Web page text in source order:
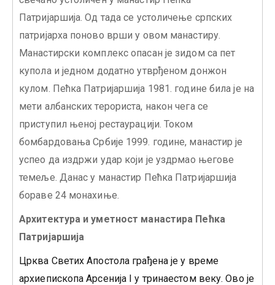
Патријаршија. Од тада се устоличење српских
патријарха поново врши у овом манастиру.
Манастирски комплекс опасан је зидом са пет
купола и једном додатно утврђеном донжон
кулом. Пећка Патријаршија 1981. године била је на
мети албанских терориста, након чега се
приступил њеној рестаурацији. Током
бомбардовања Србије 1999. године, манастир је
успео да издржи удар који је уздрмао његове
темеље. Данас у манастир Пећка Патријаршија
бораве 24 монахиње.
Архитектура и уметност манастира Пећка
Патријаршија
Црква Светих Апостола грађена је у време
архиепископа Арсенија I у тринаестом веку. Ово је